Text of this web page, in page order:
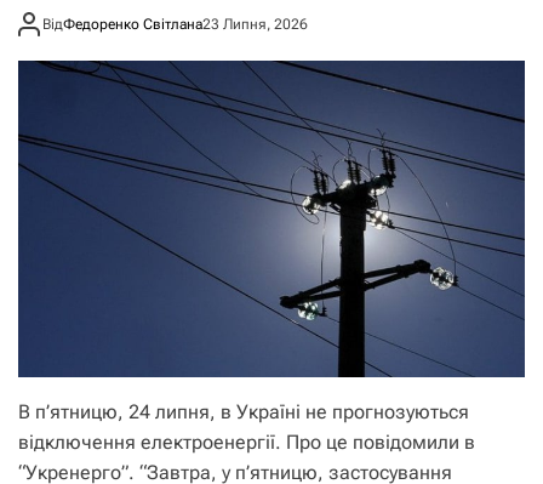
ВідФедоренко Світлана23 Липня, 2026
В п’ятницю, 24 липня, в Україні не прогнозуються
відключення електроенергії. Про це повідомили в
“Укренерго”. “Завтра, у п’ятницю, застосування